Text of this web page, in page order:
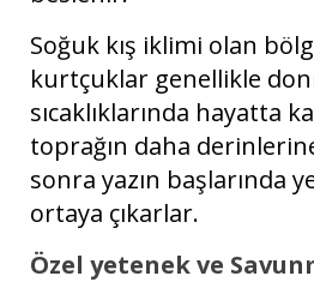
Soğuk kış iklimi olan
kurtçuklar genellikle
sıcaklıklarında hayatta
toprağın daha
sonra yazın başlarında
ortaya çıkarlar.
Özel yetenek ve